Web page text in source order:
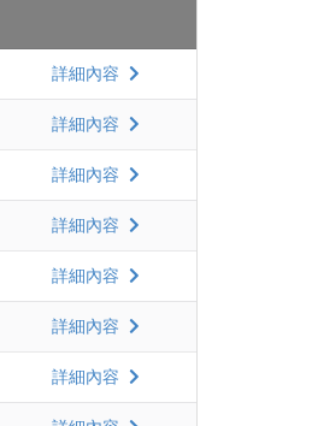
詳細內容
詳細內容
詳細內容
詳細內容
詳細內容
詳細內容
詳細內容